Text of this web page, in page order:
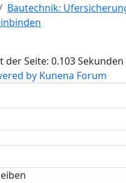
Bautechnik:
der Seite: 0.103 Sekunden
by Kunena Forum